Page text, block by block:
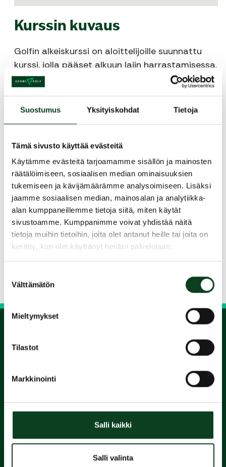
Suostumus Yksityiskohdat Tietoja
Tämä sivusto käyttää evästeitä
Käytämme evästeitä tarjoamamme sisällön ja mainosten
räätälöimiseen, sosiaalisen median ominaisuuksien
tukemiseen ja kävijämäärämme analysoimiseen. Lisäksi
jaamme sosiaalisen median, mainosalan ja analytiikka-
alan kumppaneillemme tietoja siitä, miten käytät
sivustoamme. Kumppanimme voivat yhdistää näitä
tietoja muihin tietoihin, joita olet antanut heille tai joita on
kerätty, kun olet käyttänyt heidän palvelujaan.
valinta
Välttämätön
Mieltymykset
Tilastot
Markkinointi
Salli kaikki
Salli valinta
Kurssin kuvaus
Golfin alkeiskurssi on aloittelijoille suunnattu
kurssi, jolla pääset alkuun lajin harrastamisessa.
Alkeiskurssille osallistuminen ei vaadi
opetellaan golfissa tarvittavien peruslyöntien
asioita (etiketti). Kurssin ajaksi saat käyttöösi
kaikki tarvittavat välineet ja aineiston ja kurssin
päätteksi suoritetaan golfarin ”ajokortti” eli
green card.
Tämä kurssin suoritus on kokonaisuudessaan
yhtenä päivänä.
Jaa kurssi kaverille
1.
Varaa